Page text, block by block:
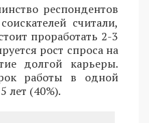
респондентов
считали,
проработать 2-3
рост спроса на
долгой карьеры.
работы в одной
лет (40%).